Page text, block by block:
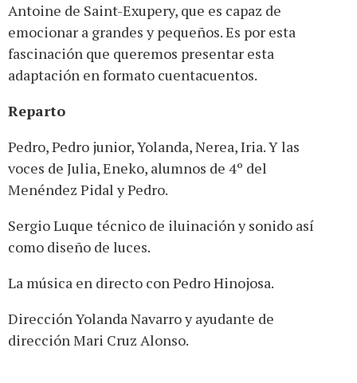
Antoine de Saint-Exupery, que es capaz de
emocionar a grandes y pequeños. Es por esta
fascinación que queremos presentar esta
adaptación en formato cuentacuentos.
Reparto
Pedro, Pedro junior, Yolanda, Nerea, Iria. Y las
voces de Julia, Eneko, alumnos de 4º del
Menéndez Pidal y Pedro.
Sergio Luque técnico de iluinación y sonido así
como diseño de luces.
La música en directo con Pedro Hinojosa.
Dirección Yolanda Navarro y ayudante de
dirección Mari Cruz Alonso.